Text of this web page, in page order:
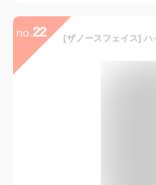
no. 22